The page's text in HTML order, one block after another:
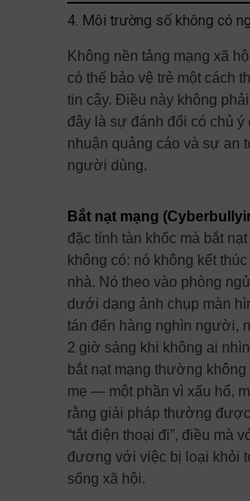
4. Môi trường số không có
Không nền tảng mạng xã
có thể bảo vệ trẻ một cách
tin cậy. Điều này không
đây là sự đánh đổi có chủ
nhuận quảng cáo và sự an
người dùng.
Bắt nạt mạng
đặc tính tàn khốc mà bắt
không có: nó không kết
nhà. Nó theo vào phòng
dưới dạng ảnh chụp màn
tán đến hàng nghìn người,
2 giờ sáng khi không ai
bắt nạt mạng thường
mẹ — một phần vì xấu hổ,
rằng giải pháp thường
“tắt điện thoại đi”, điều mà
đương với việc bị loại khỏi
sống xã hội.